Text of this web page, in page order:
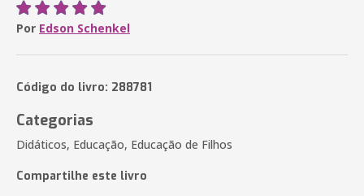
Por Edson Schenkel
Código do livro: 288781
Categorias
Didáticos, Educação, Educação de Filhos
Compartilhe este livro